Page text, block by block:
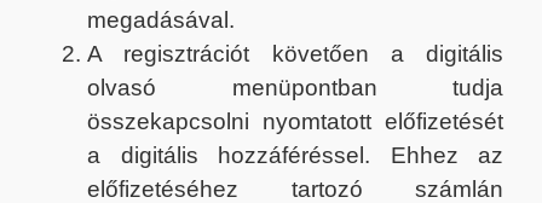
megadásával.
A regisztrációt követően a digitális
olvasó menüpontban tudja
összekapcsolni nyomtatott előfizetését
a digitális hozzáféréssel. Ehhez az
előfizetéséhez tartozó számlán